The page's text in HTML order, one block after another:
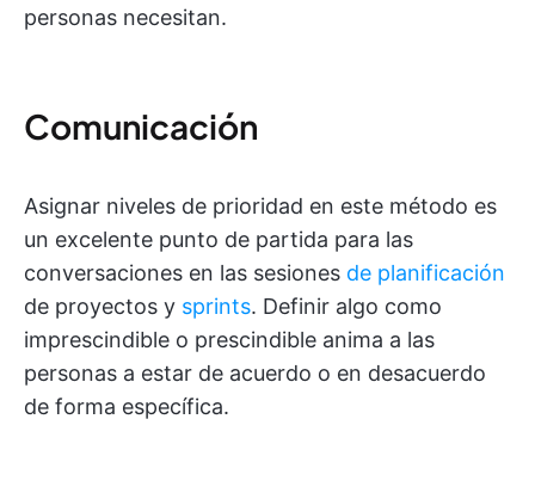
personas necesitan.
Comunicación
Asignar niveles de prioridad en este método es
un excelente punto de partida para las
conversaciones en las sesiones de planificación
de proyectos y sprints. Definir algo como
imprescindible o prescindible anima a las
personas a estar de acuerdo o en desacuerdo
de forma específica.